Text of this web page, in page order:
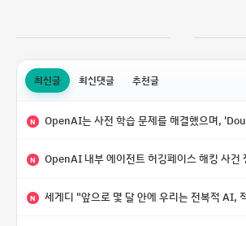
최신글 최신댓글 추천글
N OpenAI는 사전 학습 문제를 해결했으며, 'Doug'라는 코드명을 가진 훨씬 더 큰 모델을
N OpenAI 내부 에이전트 허깅페이스 해킹 사건
N 세게디 "앞으로 몇 달 안에 우리는 전복적 AI, 적대적 AI 둘 다 보